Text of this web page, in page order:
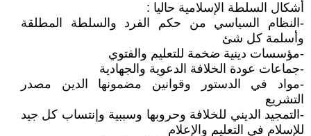
أشكال السلطة الإسلامية حاليا :
-النظام السياسي من حكم الفرد والسلطة المطلقة
وأسلمة كل شئ
-مؤسسات دينية ضخمة للتعليم والفتوي
-جماعات عودة الخلافة الدعوية والجهادية
-مواد في الدستور وقوانين مضمونها الدين مصدر
التشريع
-التمجيد الديني للخلافة وحروبها وسببية وإنتساب كل جيد
للإسلام في التعليم والإعلام